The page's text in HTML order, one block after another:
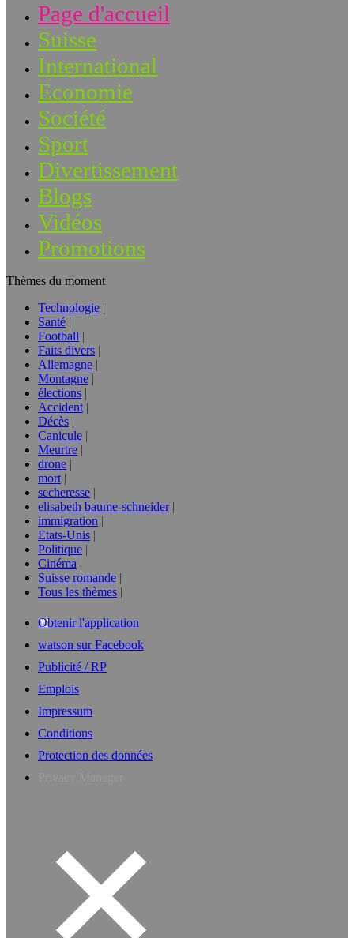
Page d'accueil
Suisse
International
Economie
Société
Sport
Divertissement
Blogs
Vidéos
Promotions
Thèmes du moment
Technologie
Santé
Football
Faits divers
Allemagne
Montagne
élections
Accident
Décès
Canicule
Meurtre
drone
mort
secheresse
elisabeth baume-schneider
immigration
Etats-Unis
Politique
Cinéma
Suisse romande
Tous les thèmes
Obtenir l'application
watson sur Facebook
Publicité / RP
Emplois
Impressum
Conditions
Protection des données